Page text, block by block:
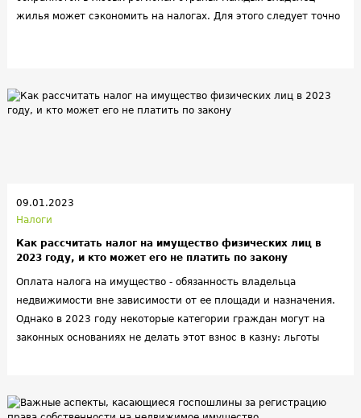
жилья может сэкономить на налогах. Для этого следует точно
09.01.2023
Налоги
Как рассчитать налог на имущество физических лиц в
2023 году, и кто может его не платить по закону
Оплата налога на имущество - обязанность владельца
недвижимости вне зависимости от ее площади и назначения.
Однако в 2023 году некоторые категории граждан могут на
законных основаниях не делать этот взнос в казну: льготы